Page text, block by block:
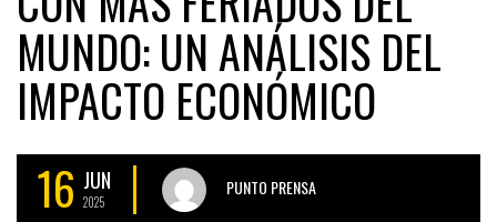
MUNDO: UN ANÁLISIS DEL
IMPACTO ECONÓMICO
16 JUN
2025
PUNTO PRENSA